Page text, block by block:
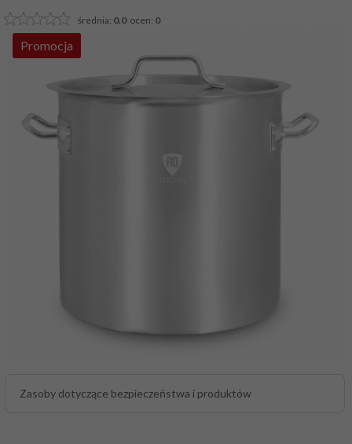
średnia: 0.0ocen: 0
Promocja
Zasoby dotyczące bezpieczeństwa i produktów